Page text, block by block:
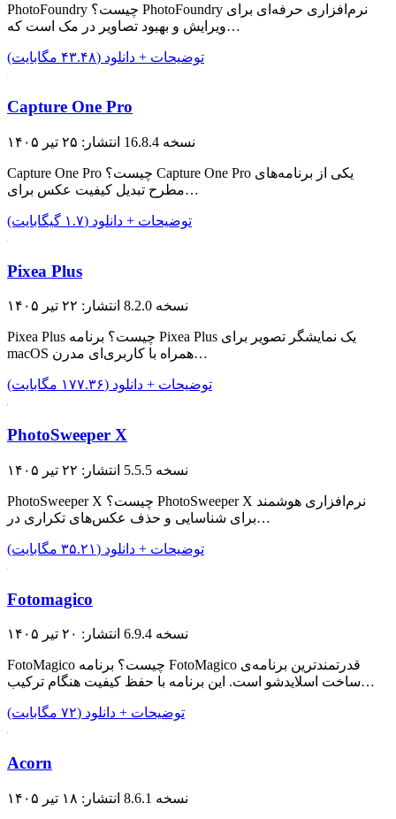
PhotoFoundry چیست؟ PhotoFoundry نرم‌افزاری حرفه‌ای برای
ویرایش و بهبود تصاویر در مک است که…
توضیحات + دانلود (۴۳.۴۸ مگابایت)
Capture One Pro
نسخه 16.8.4 انتشار: ۲۵ تیر ۱۴۰۵
Capture One Pro چیست؟ Capture One Pro یکی از برنامه‌های
مطرح تبدیل کیفیت عکس برای…
توضیحات + دانلود (۱.۷ گیگابایت)
Pixea Plus
نسخه 8.2.0 انتشار: ۲۲ تیر ۱۴۰۵
Pixea Plus چیست؟ برنامه Pixea Plus یک نمایشگر تصویر برای
macOS همراه با کاربری‌ای مدرن…
توضیحات + دانلود (۱۷۷.۳۶ مگابایت)
PhotoSweeper X
نسخه 5.5.5 انتشار: ۲۲ تیر ۱۴۰۵
PhotoSweeper X چیست؟ PhotoSweeper X نرم‌افزاری هوشمند
برای شناسایی و حذف عکس‌های تکراری در…
توضیحات + دانلود (۳۵.۲۱ مگابایت)
Fotomagico
نسخه 6.9.4 انتشار: ۲۰ تیر ۱۴۰۵
FotoMagico چیست؟ برنامه FotoMagico قدرتمندترین برنامه‌ی
ساخت اسلایدشو است. این برنامه با حفظ کیفیت هنگام ترکیب…
توضیحات + دانلود (۷۲ مگابایت)
Acorn
نسخه 8.6.1 انتشار: ۱۸ تیر ۱۴۰۵